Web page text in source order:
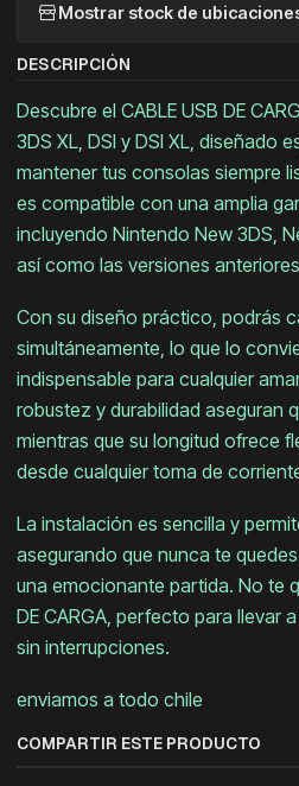
Mostrar stock de
DESCRIPCIÓN
Descubre el CABLE USB DE
3DS XL, DSI y DSI XL, diseñado
mantener tus consolas siempre
es compatible con una amplia
incluyendo Nintendo New 3DS,
así como las versiones
Con su diseño práctico, podrás
simultáneamente, lo que lo
indispensable para cualquier
robustez y durabilidad aseguran
mientras que su longitud ofrece
desde cualquier toma de
La instalación es sencilla y
asegurando que nunca te
una emocionante partida. No te
DE CARGA, perfecto para llevar
sin interrupciones.
enviamos a todo chile
COMPARTIR ESTE PRODUCTO